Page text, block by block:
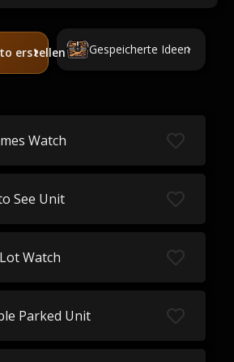
erstellen Gespeicherte Ideen
Watch
See Unit
Watch
Parked Unit